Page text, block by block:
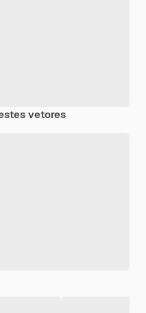
vetores